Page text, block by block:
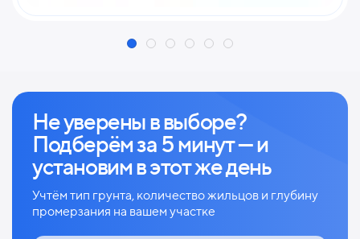
Не уверены в выборе?
Подберём за 5 минут — и
установим в этот же день
Учтём тип грунта, количество жильцов и глубину
промерзания на вашем участке